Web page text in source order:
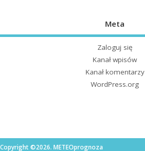
Meta
Zaloguj się
Kanał wpisów
Kanał komentarzy
WordPress.org
Copyright ©2026. METEOprognoza